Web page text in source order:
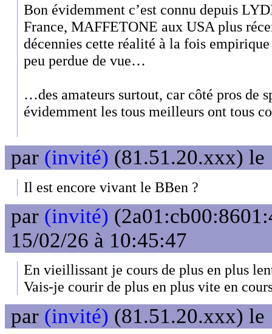
Bon évidemment c’est connu depuis
France, MAFFETONE aux USA plus
décennies cette réalité à la fois
peu perdue de vue…
…des amateurs surtout, car côté pros de
évidemment les tous meilleurs ont tous
par (invité) (81.51.20.xxx) le
Il est encore vivant le BBen ?
par (invité)
15/02/26 à 10:45:47
En vieillissant je cours de plus en plus
Vais-je courir de plus en plus vite en
par (invité) (81.51.20.xxx) le